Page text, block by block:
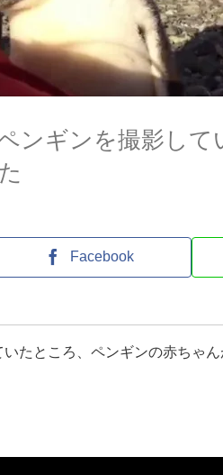
ンギンを撮影して
Facebook
たところ、ペンギンの赤ちゃ